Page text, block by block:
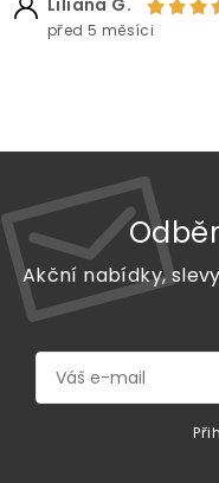
Liliana G.
před 5 měsíci
Akční nabídky,